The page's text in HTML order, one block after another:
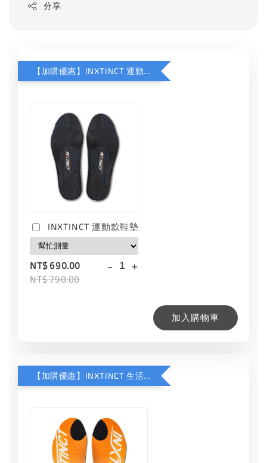
分享
【加購優惠】INXTINCT 運動款鞋墊
INXTINCT 運動款鞋墊
NT$ 690.00
NT$ 790.00
- +
加入購物車
【加購優惠】INXTINCT 生活日用鞋墊